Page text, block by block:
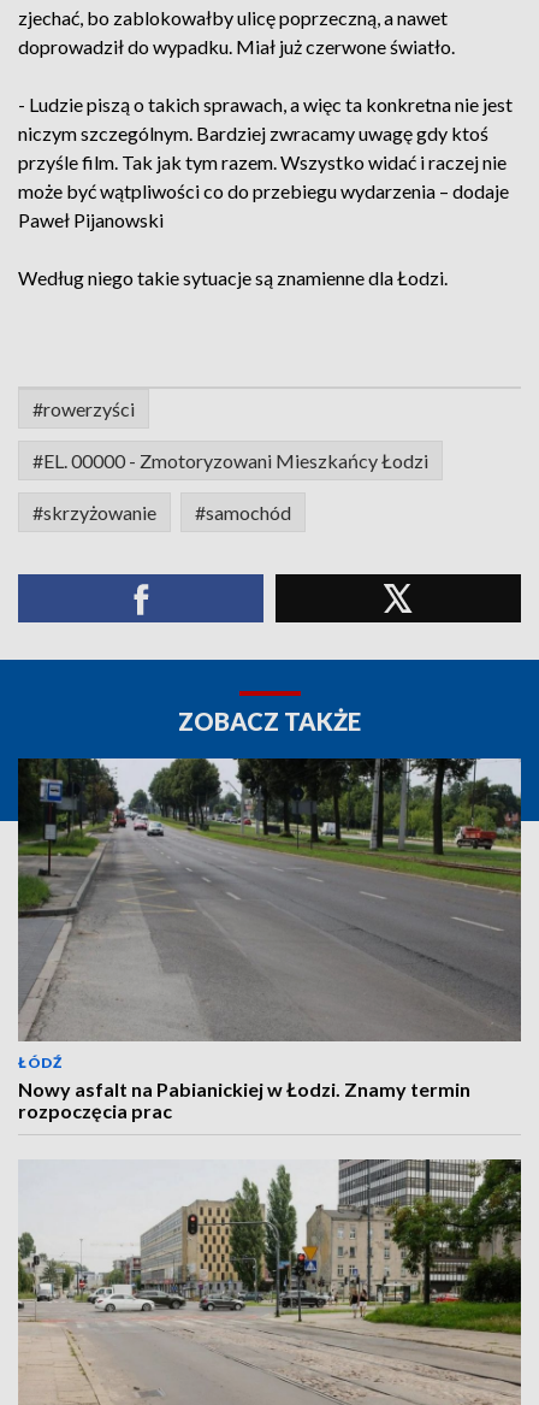
zjechać, bo zablokowałby ulicę poprzeczną, a nawet
doprowadził do wypadku. Miał już czerwone światło.
- Ludzie piszą o takich sprawach, a więc ta konkretna nie jest
niczym szczególnym. Bardziej zwracamy uwagę gdy ktoś
przyśle film. Tak jak tym razem. Wszystko widać i raczej nie
może być wątpliwości co do przebiegu wydarzenia – dodaje
Paweł Pijanowski
Według niego takie sytuacje są znamienne dla Łodzi.
#rowerzyści
#EL. 00000 - Zmotoryzowani Mieszkańcy Łodzi
#skrzyżowanie #samochód
ZOBACZ TAKŻE
ŁÓDŹ
Nowy asfalt na Pabianickiej w Łodzi. Znamy termin
rozpoczęcia prac